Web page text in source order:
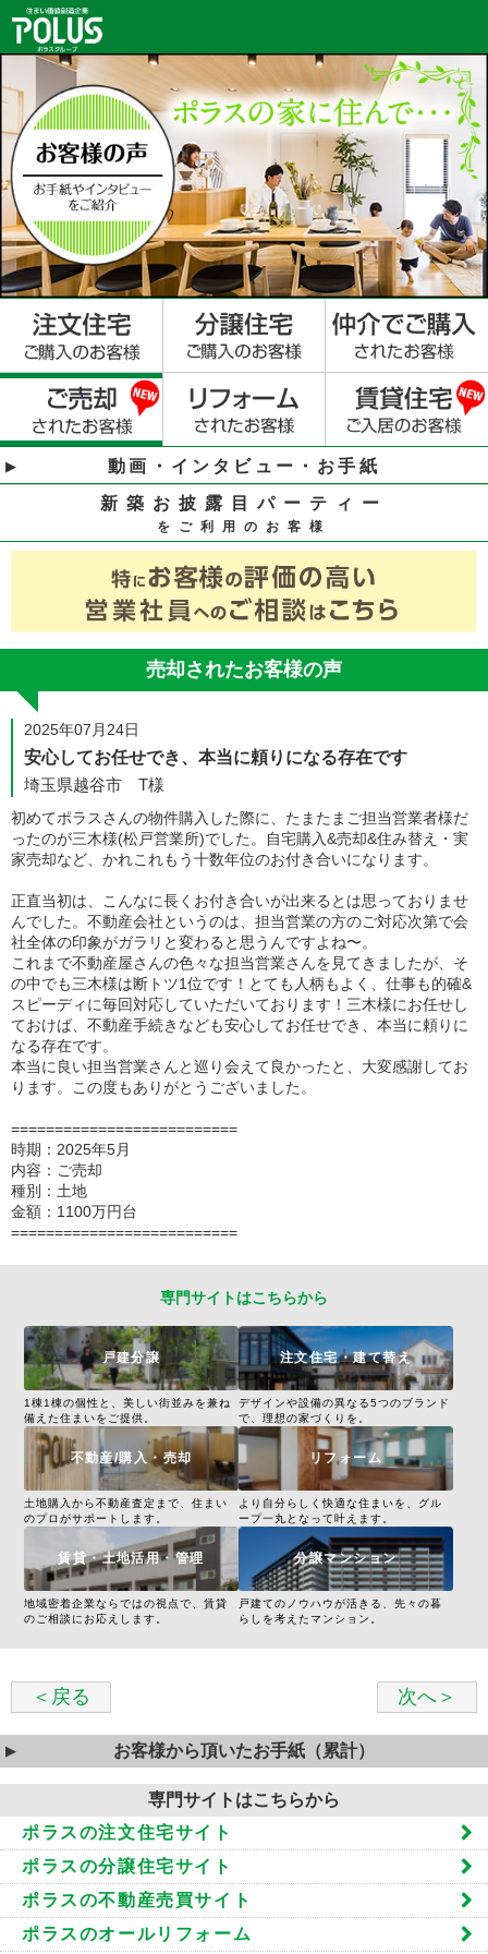
動画・インタビュー・お手紙
新築お披露目パーティー
をご利用のお客様
売却されたお客様の声
2025年07月24日
安心してお任せでき、本当に頼りになる存在です
埼玉県越谷市 T様
初めてポラスさんの物件購入した際に、たまたまご担当営業者様だ
ったのが三木様(松戸営業所)でした。自宅購入&売却&住み替え・実
家売却など、かれこれもう十数年位のお付き合いになります。
正直当初は、こんなに長くお付き合いが出来るとは思っておりませ
んでした。不動産会社というのは、担当営業の方のご対応次第で会
社全体の印象がガラリと変わると思うんですよね〜。
これまで不動産屋さんの色々な担当営業さんを見てきましたが、そ
の中でも三木様は断トツ1位です！とても人柄もよく、仕事も的確&
スピーディに毎回対応していただいております！三木様にお任せし
ておけば、不動産手続きなども安心してお任せでき、本当に頼りに
なる存在です。
本当に良い担当営業さんと巡り会えて良かったと、大変感謝してお
ります。この度もありがとうございました。
==========================
時期：2025年5月
内容：ご売却
種別：土地
金額：1100万円台
==========================
専門サイトはこちらから
戸建分譲
1棟1棟の個性と、美しい街並みを兼ね
備えた住まいをご提供。
注文住宅・建て替え
デザインや設備の異なる5つのブランド
で、理想の家づくりを。
不動産/購入・売却
土地購入から不動産査定まで、住まい
のプロがサポートします。
リフォーム
より自分らしく快適な住まいを、グル
ープ一丸となって叶えます。
賃貸・土地活用・管理
地域密着企業ならではの視点で、賃貸
のご相談にお応えします。
分譲マンション
戸建てのノウハウが活きる、先々の暮
らしを考えたマンション。
＜戻る 次へ＞
お客様から頂いたお手紙（累計）
専門サイトはこちらから
ポラスの注文住宅サイト
ポラスの分譲住宅サイト
ポラスの不動産売買サイト
ポラスのオールリフォーム